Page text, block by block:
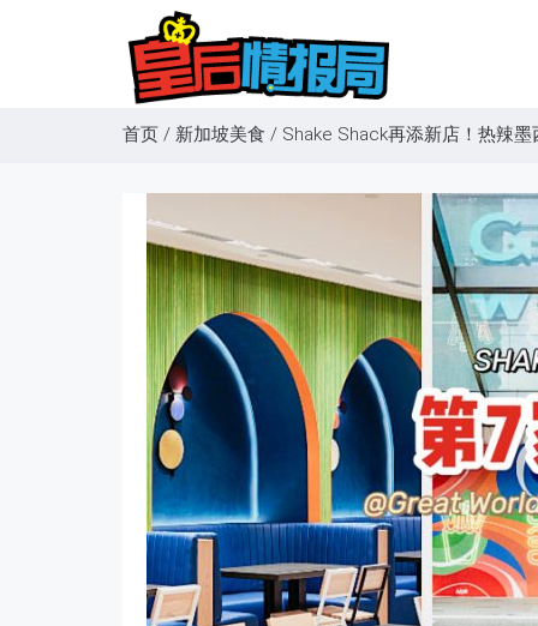
首页 / 新加坡美食 / Shake Shack再添新店！热辣